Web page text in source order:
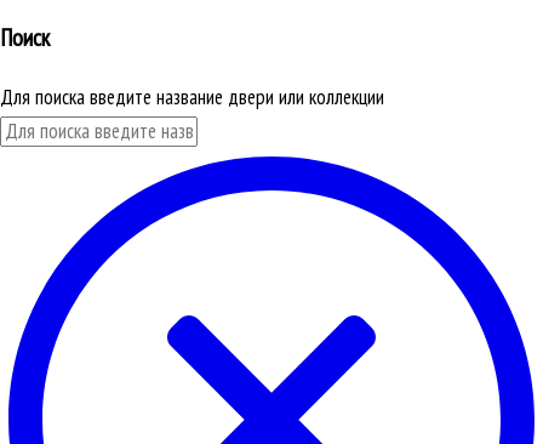
Поиск
Для поиска введите название двери или коллекции